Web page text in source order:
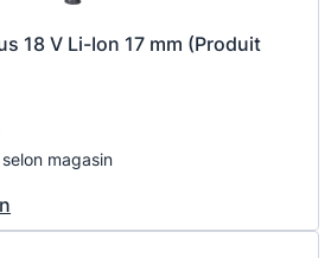
18 V Li-Ion 17 mm (Produit
magasin